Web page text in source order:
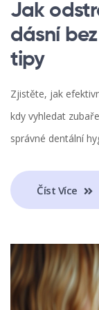
Jak
dásní
tipy
Zjistěte, jak
kdy vyhledat
správné dentální
Číst Více